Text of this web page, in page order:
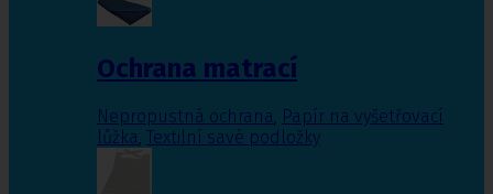
Ochrana matrací
Nepropustná ochrana, Papír na vyšetřovací
lůžka, Textilní savé podložky